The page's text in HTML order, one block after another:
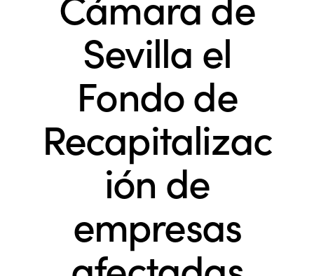
Sevilla el
Fondo de
Recapitalizac
ión de
empresas